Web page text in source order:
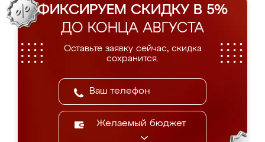
ФИКСИРУЕМ СКИДКУ В 5%
ДО КОНЦА АВГУСТА
Оставьте заявку сейчас, скидка
сохранится.
Желаемый бюджет